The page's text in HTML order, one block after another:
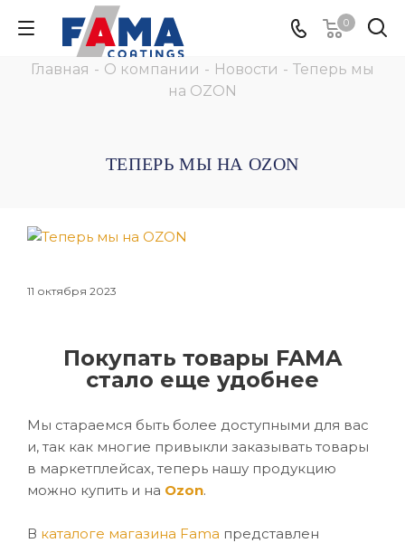
0
Главная - О компании - Новости - Теперь мы
на OZON
ТЕПЕРЬ МЫ НА OZON
11 октября 2023
Покупать товары FAMA
стало еще удобнее
Мы стараемся быть более доступными для вас
и, так как многие привыкли заказывать товары
в маркетплейсах, теперь нашу продукцию
можно купить и на Ozon.
В каталоге магазина Fama представлен